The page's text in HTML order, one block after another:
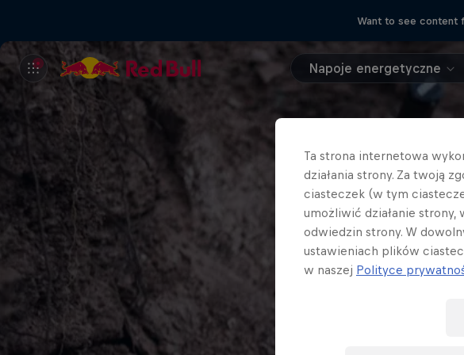
Want to see content
Napoje energetyczne
Ta strona internetowa
działania strony. Za twoją
ciasteczek (w tym
umożliwić działanie
odwiedzin strony. W
ustawieniach plików
w naszej Polityce